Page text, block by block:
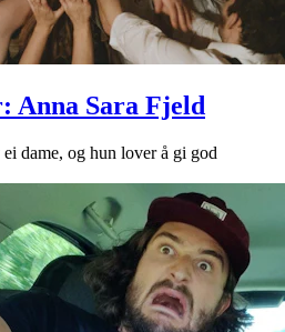
Anna Sara Fjeld
dame, og hun lover å gi god